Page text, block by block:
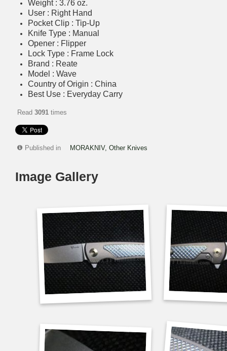
Weight : 3.76 oz.
User : Right Hand
Pocket Clip : Tip-Up
Knife Type : Manual
Opener : Flipper
Lock Type : Frame Lock
Brand : Reate
Model : Wave
Country of Origin : China
Best Use : Everyday Carry
Read 3091 times
Published in MORAKNIV, Other Knives
Image Gallery